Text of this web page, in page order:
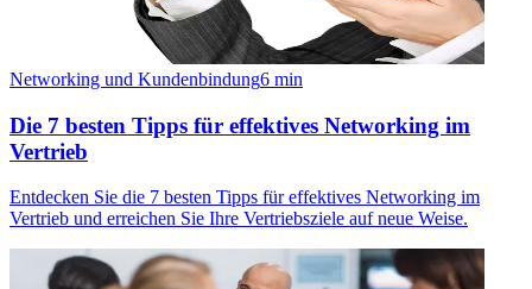
Networking und Kundenbindung6 min
Die 7 besten Tipps für effektives Networking im
Vertrieb
Entdecken Sie die 7 besten Tipps für effektives Networking im
Vertrieb und erreichen Sie Ihre Vertriebsziele auf neue Weise.